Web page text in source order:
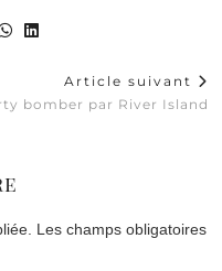
Article suivant
bomber par River Island
Les champs obligatoires